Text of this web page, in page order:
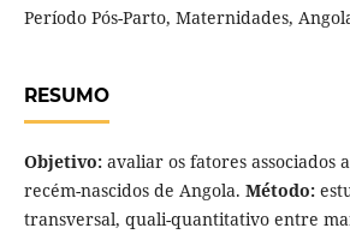
Período Pós-Parto, Maternidades,
RESUMO
Objetivo:avaliar os fatores associados
recém-nascidos de Angola. Método:
transversal, quali-quantitativo entre